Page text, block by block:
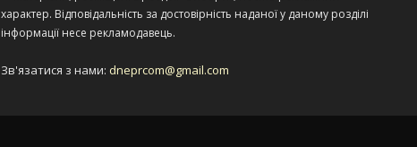
характер. Відповідальність за достовірність наданої у даному розділі
інформації несе рекламодавець.
Зв'язатися з нами: dneprcom@gmail.com